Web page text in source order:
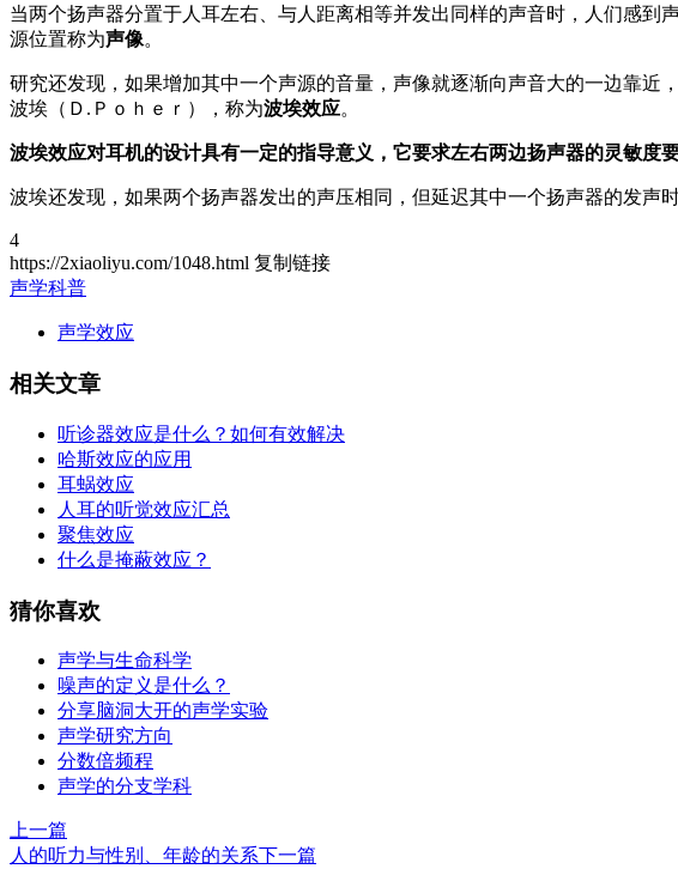
当两个扬声器分置于人耳左右、与人距离相等并发出同样的声音时，人们感
源位置称为声像。
研究还发现，如果增加其中一个声源的音量，声像就逐渐向声音大的一边靠近
波埃（Ｄ.Ｐｏｈｅｒ），称为波埃效应。
波埃效应对耳机的设计具有一定的指导意义，它要求左右两边扬声器的灵敏
波埃还发现，如果两个扬声器发出的声压相同，但延迟其中一个扬声器的发声
4
https://2xiaoliyu.com/1048.html 复制链接
声学科普
声学效应
相关文章
听诊器效应是什么？如何有效解决
哈斯效应的应用
耳蜗效应
人耳的听觉效应汇总
聚焦效应
什么是掩蔽效应？
猜你喜欢
声学与生命科学
噪声的定义是什么？
分享脑洞大开的声学实验
声学研究方向
分数倍频程
声学的分支学科
上一篇
人的听力与性别、年龄的关系下一篇